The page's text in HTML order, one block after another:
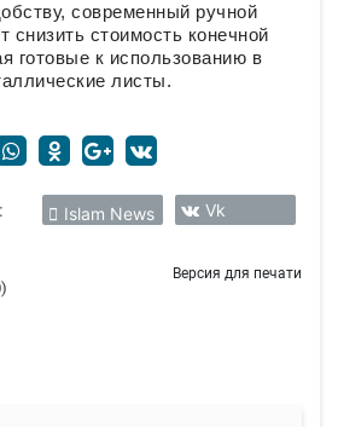
современный ручной
снизить стоимость конечной
готовые к использованию в
листы.
Islam News Vk
)
Версия для печати